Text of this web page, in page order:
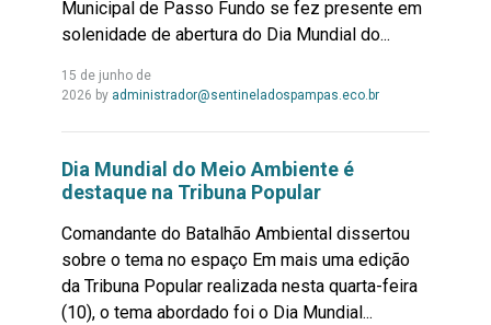
Municipal de Passo Fundo se fez presente em
solenidade de abertura do Dia Mundial do...
15 de junho de
2026 by administrador@sentineladospampas.eco.brLeia
Dia Mundial do Meio Ambiente é
destaque na Tribuna Popular
Comandante do Batalhão Ambiental dissertou
sobre o tema no espaço Em mais uma edição
da Tribuna Popular realizada nesta quarta-feira
(10), o tema abordado foi o Dia Mundial...